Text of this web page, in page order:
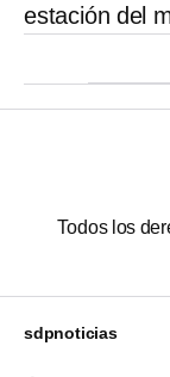
estación del
Todos los
sdpnoticias